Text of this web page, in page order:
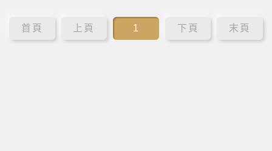
首頁 上頁 1 下頁 末頁